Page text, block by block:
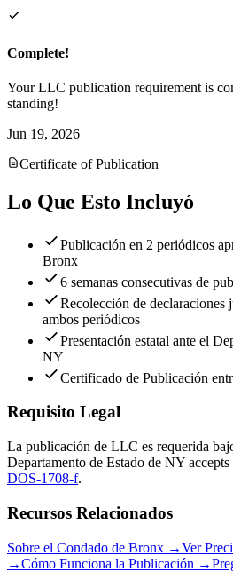
Complete!
Your LLC publication requirement is
standing!
Jun 19, 2026
Certificate of Publication
Lo Que Esto Incluyó
Publicación en 2 periódicos
Bronx
6 semanas consecutivas de
Recolección de declaraciones
ambos periódicos
Presentación estatal ante el
NY
Certificado de Publicación
Requisito Legal
La publicación de LLC es requerida
Departamento de Estado de NY
DOS-1708-f.
Recursos Relacionados
Sobre el Condado de Bronx →Ver
→Cómo Funciona la Publicación →